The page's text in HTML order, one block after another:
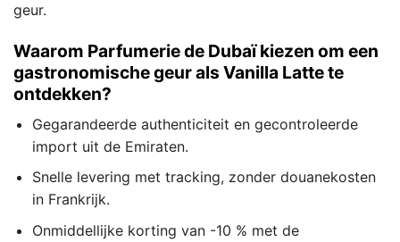
geur.
Waarom Parfumerie de Dubaï kiezen om een
gastronomische geur als Vanilla Latte te
ontdekken?
Gegarandeerde authenticiteit en gecontroleerde
import uit de Emiraten.
Snelle levering met tracking, zonder douanekosten
in Frankrijk.
Onmiddellijke korting van -10 % met de